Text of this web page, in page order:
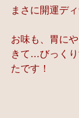
まさに開運デ
お味も、胃に
きて…びっく
たです！